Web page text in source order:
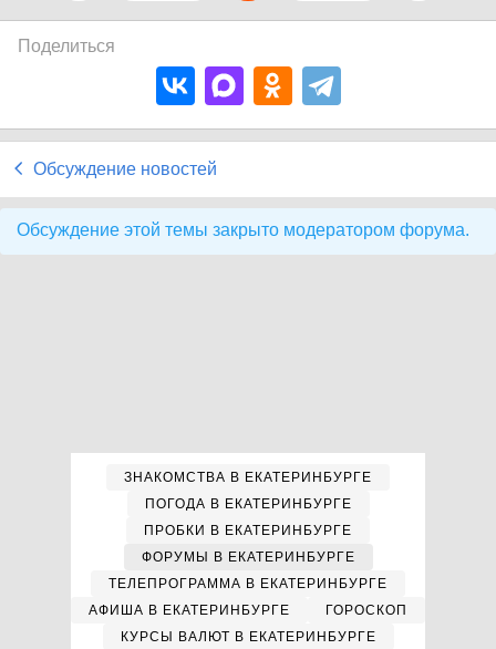
Поделиться
Обсуждение новостей
Обсуждение этой темы закрыто модератором форума.
ЗНАКОМСТВА В ЕКАТЕРИНБУРГЕ
ПОГОДА В ЕКАТЕРИНБУРГЕ
ПРОБКИ В ЕКАТЕРИНБУРГЕ
ФОРУМЫ В ЕКАТЕРИНБУРГЕ
ТЕЛЕПРОГРАММА В ЕКАТЕРИНБУРГЕ
АФИША В ЕКАТЕРИНБУРГЕ
ГОРОСКОП
КУРСЫ ВАЛЮТ В ЕКАТЕРИНБУРГЕ